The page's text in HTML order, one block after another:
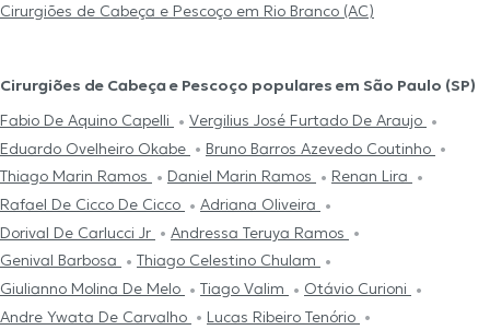
Cirurgiões de Cabeça e Pescoço em Rio Branco (AC)
Cirurgiões de Cabeça e Pescoço populares em São Paulo (SP)
Fabio De Aquino Capelli
Vergilius José Furtado De Araujo
Eduardo Ovelheiro Okabe
Bruno Barros Azevedo Coutinho
Thiago Marin Ramos
Daniel Marin Ramos
Renan Lira
Rafael De Cicco De Cicco
Adriana Oliveira
Dorival De Carlucci Jr
Andressa Teruya Ramos
Genival Barbosa
Thiago Celestino Chulam
Giulianno Molina De Melo
Tiago Valim
Otávio Curioni
Andre Ywata De Carvalho
Lucas Ribeiro Tenório